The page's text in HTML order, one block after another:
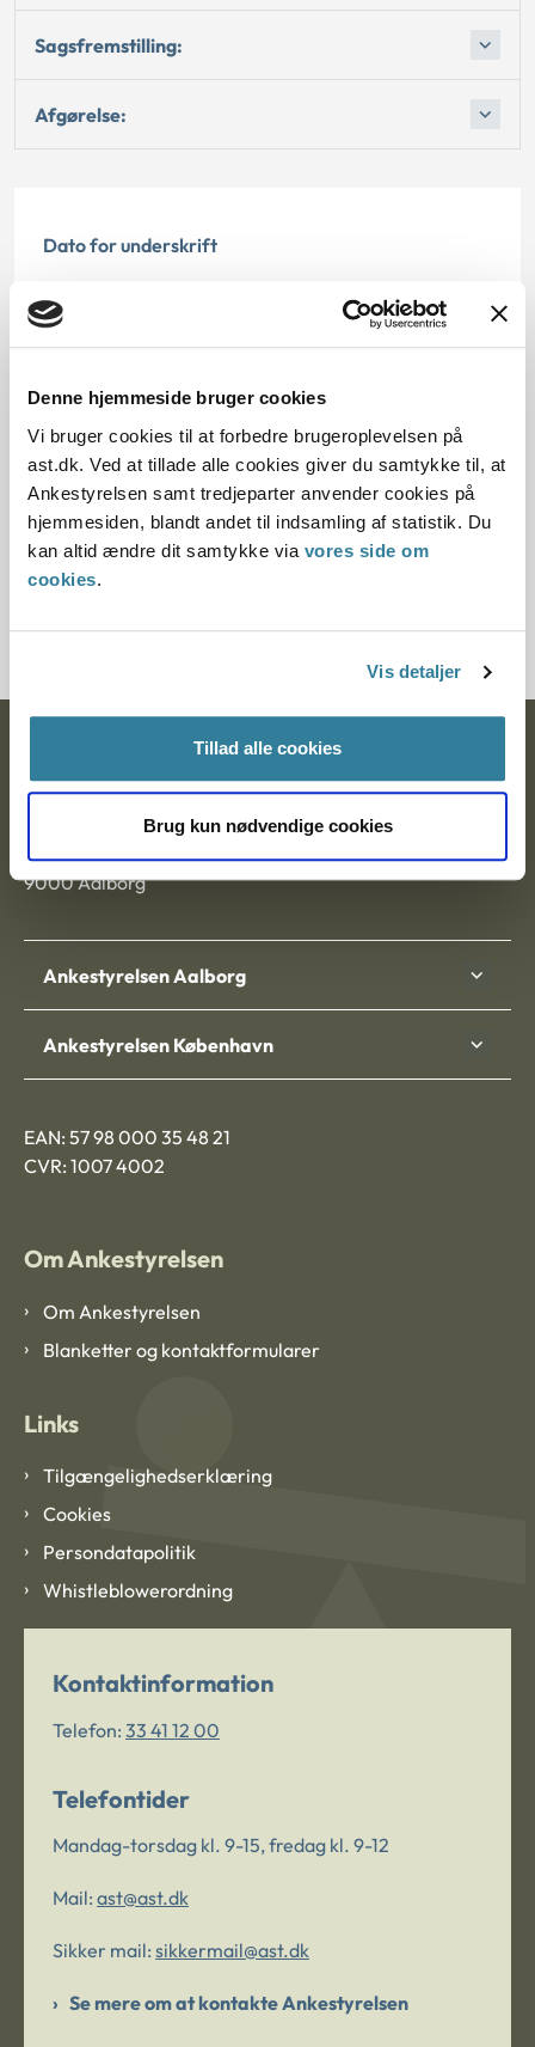
Denne hjemmeside bruger cookies
Vi bruger cookies til at forbedre brugeroplevelsen på
ast.dk. Ved at tillade alle cookies giver du samtykke til, at
Ankestyrelsen samt tredjeparter anvender cookies på
hjemmesiden, blandt andet til indsamling af statistik. Du
kan altid ændre dit samtykke via vores side om
cookies.
Vis detaljer
Tillad alle cookies
Brug kun nødvendige cookies
Sagsfremstilling:
Afgørelse:
Dato for underskrift
15.05.1988
Offentliggørelsesdato
12.07.2013
Paragraf
§ 48 § 33 § 11 § 48
Journalnummer
Postadresse:
Nytorv 7, 2. sal
9000 Aalborg
Ankestyrelsen Aalborg
Ankestyrelsen København
EAN: 57 98 000 35 48 21
CVR: 1007 4002
Om Ankestyrelsen
Om Ankestyrelsen
Blanketter og kontaktformularer
Links
Tilgængelighedserklæring
Cookies
Persondatapolitik
Whistleblowerordning
Kontaktinformation
Telefon: 33 41 12 00
Telefontider
Mandag-torsdag kl. 9-15, fredag kl. 9-12
Mail: ast@ast.dk
Sikker mail: sikkermail@ast.dk
Se mere om at kontakte Ankestyrelsen